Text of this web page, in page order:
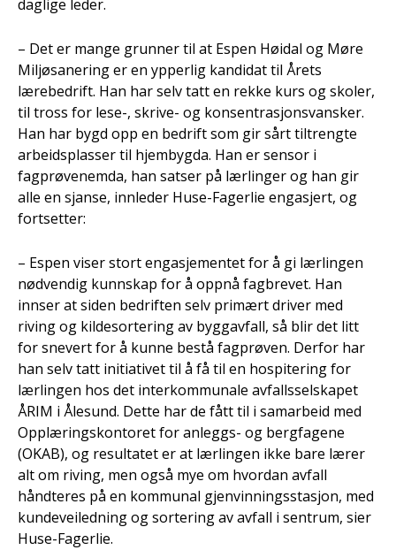
daglige leder.
– Det er mange grunner til at Espen Høidal og Møre
Miljøsanering er en ypperlig kandidat til Årets
lærebedrift. Han har selv tatt en rekke kurs og skoler,
til tross for lese-, skrive- og konsentrasjonsvansker.
Han har bygd opp en bedrift som gir sårt tiltrengte
arbeidsplasser til hjembygda. Han er sensor i
fagprøvenemda, han satser på lærlinger og han gir
alle en sjanse, innleder Huse-Fagerlie engasjert, og
fortsetter:
– Espen viser stort engasjementet for å gi lærlingen
nødvendig kunnskap for å oppnå fagbrevet. Han
innser at siden bedriften selv primært driver med
riving og kildesortering av byggavfall, så blir det litt
for snevert for å kunne bestå fagprøven. Derfor har
han selv tatt initiativet til å få til en hospitering for
lærlingen hos det interkommunale avfallsselskapet
ÅRIM i Ålesund. Dette har de fått til i samarbeid med
Opplæringskontoret for anleggs- og bergfagene
(OKAB), og resultatet er at lærlingen ikke bare lærer
alt om riving, men også mye om hvordan avfall
håndteres på en kommunal gjenvinningsstasjon, med
kundeveiledning og sortering av avfall i sentrum, sier
Huse-Fagerlie.